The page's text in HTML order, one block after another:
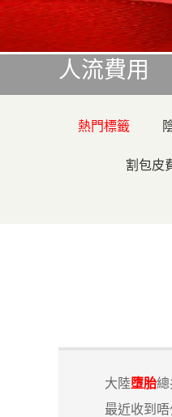
人流費用
熱門標籤
割包皮
大陸墮胎總
最近收到唔少